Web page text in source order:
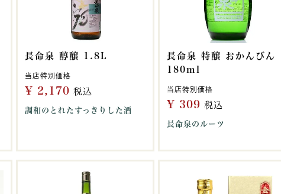
長命泉 醇醸 1.8L
当店特別価格
¥ 2,170 税込
調和のとれたすっきりした酒
長命泉 特醸 おかんびん
180ml
当店特別価格
¥ 309 税込
長命泉のルーツ